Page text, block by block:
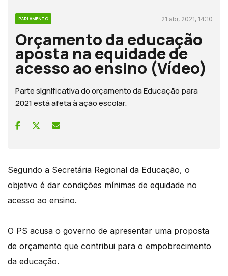
PARLAMENTO 21 abr, 2021, 14:10
Orçamento da educação
aposta na equidade de
acesso ao ensino (Vídeo)
Parte significativa do orçamento da Educação para
2021 está afeta à ação escolar.
Segundo a Secretária Regional da Educação, o
objetivo é dar condições mínimas de equidade no
acesso ao ensino.
O PS acusa o governo de apresentar uma proposta
de orçamento que contribui para o empobrecimento
da educação.